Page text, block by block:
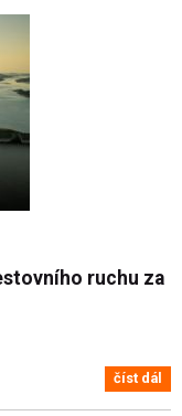
ruchu za
číst dál